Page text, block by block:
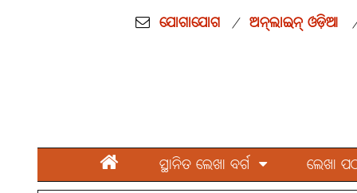
ଯୋଗାଯୋଗ / ଅନ୍‌ଲାଇନ୍ ଓଡ଼ିଆ
ସ୍ଥାନିତ ଲେଖା ବର୍ଗ ଲେଖା